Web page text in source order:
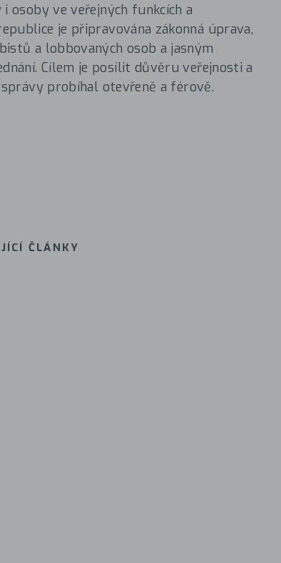
osoby ve veřejných funkcích a
je připravována zákonná úprava,
a lobbovaných osob a jasným
Cílem je posílit důvěru veřejnosti a
probíhal otevřeně a férově.
ČLÁNKY